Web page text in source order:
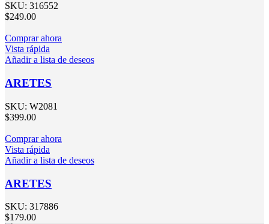
SKU: 316552
$249.00
Comprar ahora
Vista rápida
Añadir a lista de deseos
ARETES
SKU: W2081
$399.00
Comprar ahora
Vista rápida
Añadir a lista de deseos
ARETES
SKU: 317886
$179.00